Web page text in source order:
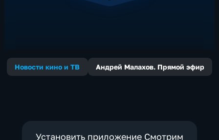
Новости кино и ТВ Андрей Малахов. Прямой эфир
Установить приложение Смотрим